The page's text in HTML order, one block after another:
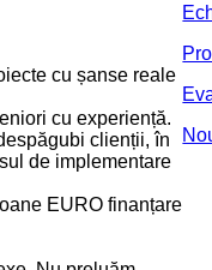
cu șanse reale
cu experiență.
clienții, în
de implementare
EURO finanțare